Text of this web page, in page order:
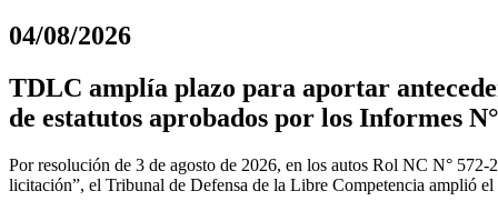
04/08/2026
TDLC amplía plazo para aportar
de estatutos aprobados por los Informes
Por resolución de 3 de agosto de 2026, en los autos Rol NC N°
licitación”, el Tribunal de Defensa de la Libre Competencia amplió